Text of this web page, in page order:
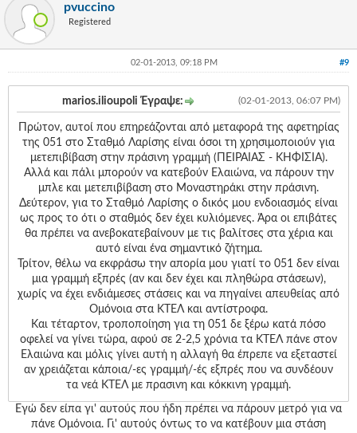
pvuccino
Registered
#9
02-01-2013, 09:18 PM
(02-01-2013, 06:07 PM)
marios.ilioupoli Έγραψε:
Πρώτον, αυτοί που επηρεάζονται από μεταφορά της αφετηρίας
της 051 στο Σταθμό Λαρίσης είναι όσοι τη χρησιμοποιούν για
μετεπιβίβαση στην πράσινη γραμμή (ΠΕΙΡΑΙΑΣ - ΚΗΦΙΣΙΑ).
Αλλά και πάλι μπορούν να κατεβούν Ελαιώνα, να πάρουν την
μπλε και μετεπιβίβαση στο Μοναστηράκι στην πράσινη.
Δεύτερον, για το Σταθμό Λαρίσης ο δικός μου ενδοιασμός είναι
ως προς το ότι ο σταθμός δεν έχει κυλιόμενες. Άρα οι επιβάτες
θα πρέπει να ανεβοκατεβαίνουν με τις βαλίτσες στα χέρια και
αυτό είναι ένα σημαντικό ζήτημα.
Τρίτον, θέλω να εκφράσω την απορία μου γιατί το 051 δεν είναι
μια γραμμή εξπρές (αν και δεν έχει και πληθώρα στάσεων),
χωρίς να έχει ενδιάμεσες στάσεις και να πηγαίνει απευθείας από
Ομόνοια στα ΚΤΕΛ και αντίστροφα.
Και τέταρτον, τροποποίηση για τη 051 δε ξέρω κατά πόσο
οφελεί να γίνει τώρα, αφού σε 2-2,5 χρόνια τα ΚΤΕΛ πάνε στον
Ελαιώνα και μόλις γίνει αυτή η αλλαγή θα έπρεπε να εξεταστεί
αν χρειάζεται κάποια/-ες γραμμή/-ές εξπρές που να συνδέουν
τα νεά ΚΤΕΛ με πρασινη και κόκκινη γραμμή.
Εγώ δεν είπα γι' αυτούς που ήδη πρέπει να πάρουν μετρό για να
πάνε Ομόνοια. Γι' αυτούς όντως το να κατέβουν μια στάση